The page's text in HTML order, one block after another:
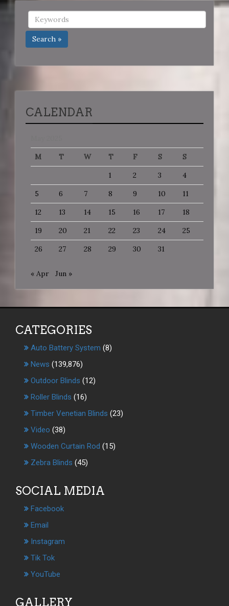
Search »
CALENDAR
M
T W T F S
S
1
2 3
4
5
6 7 8 9 10
11
12
13 14 15 16 17
18
19
20 21 22 23 24
25
26
27 28 29 30 31
« Apr Jun »
CATEGORIES
Auto Battery System (8)
News (139,876)
Outdoor Blinds (12)
Roller Blinds (16)
Timber Venetian Blinds (23)
Video (38)
Wooden Curtain Rod (15)
Zebra Blinds (45)
SOCIAL MEDIA
Facebook
Email
Instagram
Tik Tok
YouTube
GALLERY